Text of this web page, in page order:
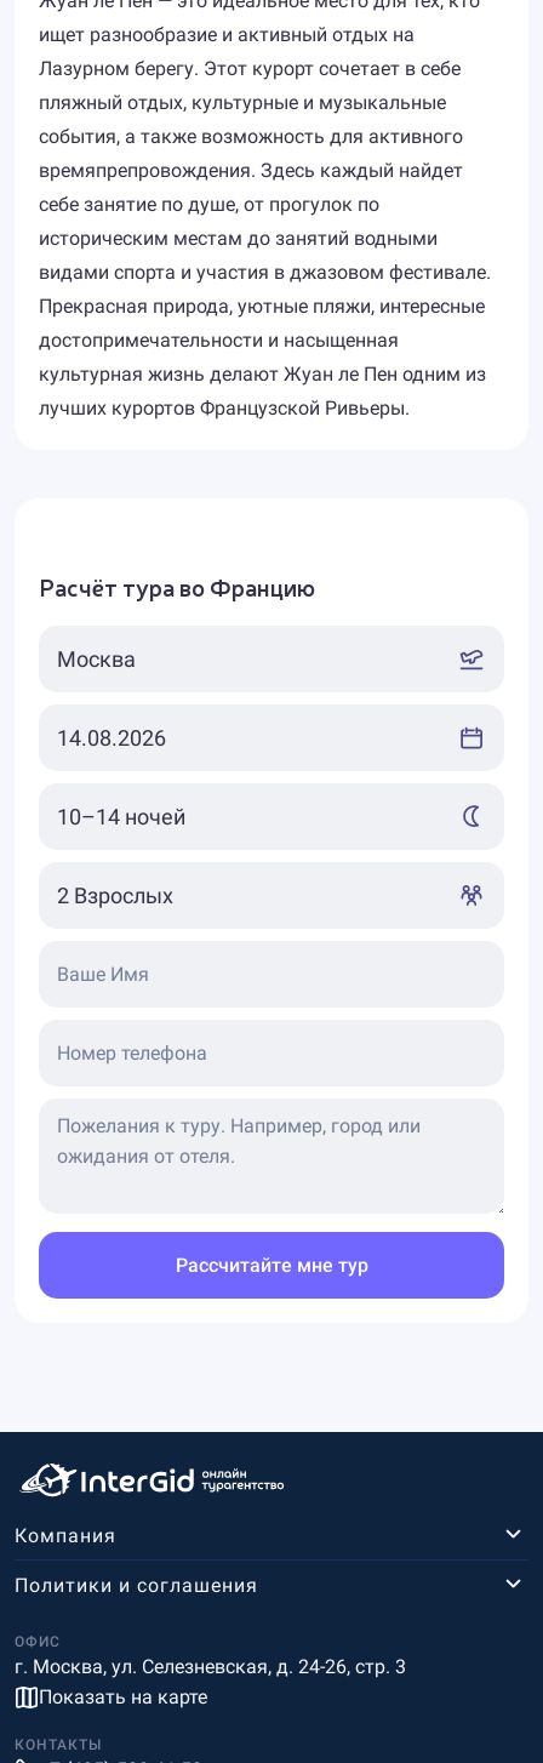
ищет разнообразие и активный отдых на
Лазурном берегу. Этот курорт сочетает в себе
пляжный отдых, культурные и музыкальные
события, а также возможность для активного
времяпрепровождения. Здесь каждый найдет
себе занятие по душе, от прогулок по
историческим местам до занятий водными
видами спорта и участия в джазовом фестивале.
Прекрасная природа, уютные пляжи, интересные
достопримечательности и насыщенная
культурная жизнь делают Жуан ле Пен одним из
лучших курортов Французской Ривьеры.
Расчёт тура во Францию
Ваше Имя
Номер телефона
Рассчитайте мне тур
Компания
ОФИС
г. Москва, ул. Селезневская, д. 24-26, стр. 3
Показать на карте
Политики и соглашения
КОНТАКТЫ